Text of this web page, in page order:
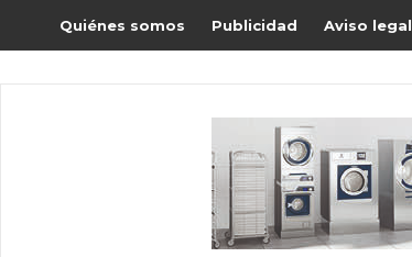
Quiénes somos Publicidad Aviso legal